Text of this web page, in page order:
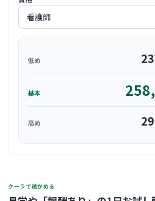
低め
基本
高め
クーラで確かめる